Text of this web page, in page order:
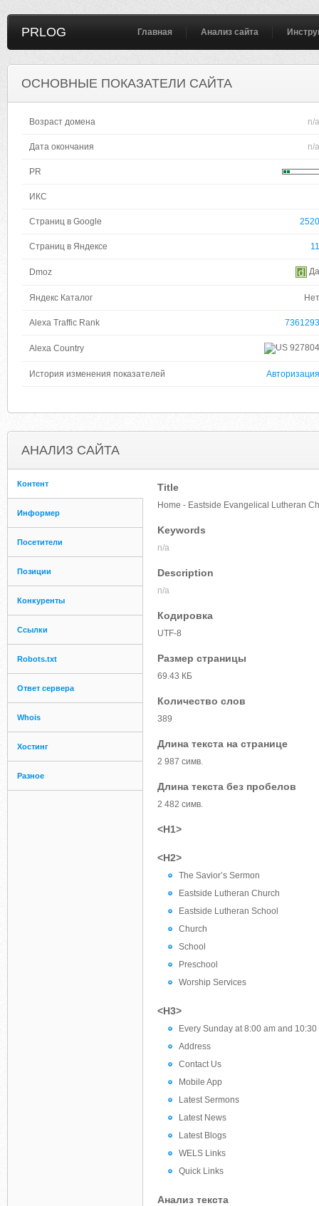
PRLOG Главная Анализ сайта
ОСНОВНЫЕ ПОКАЗАТЕЛИ САЙТА
Возраст домена n/a
Дата окончания n/a
PR
ИКС
Страниц в Google 2520
Страниц в Яндексе 11
Dmoz Да
Яндекс Каталог Нет
Alexa Traffic Rank 7361293
Alexa Country 927804
История изменения показателей Авторизация
АНАЛИЗ САЙТА
Контент
Информер
Посетители
Позиции
Конкуренты
Ссылки
Robots.txt
Ответ сервера
Whois
Хостинг
Разное
Title
Home - Eastside Evangelical Lutheran
Keywords
n/a
Description
n/a
Кодировка
UTF-8
Размер страницы
69.43 КБ
Количество слов
389
Длина текста на странице
2 987 симв.
Длина текста без пробелов
2 482 симв.
<H1>
<H2>
The Savior’s Sermon
Eastside Lutheran Church
Eastside Lutheran School
Church
School
Preschool
Worship Services
<H3>
Every Sunday at 8:00 am and
Address
Contact Us
Mobile App
Latest Sermons
Latest News
Latest Blogs
WELS Links
Quick Links
Анализ текста